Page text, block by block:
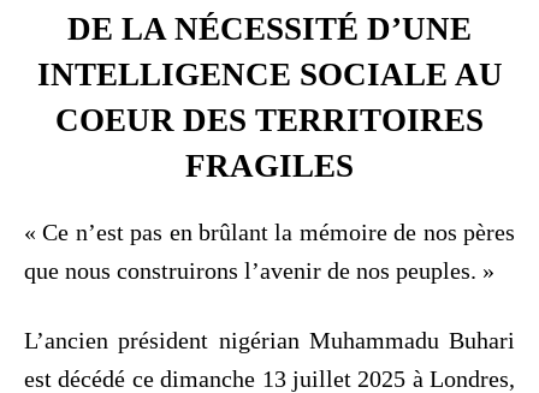
DE LA NÉCESSITÉ D’UNE
INTELLIGENCE SOCIALE AU
COEUR DES TERRITOIRES
FRAGILES
« Ce n’est pas en brûlant la mémoire de nos pères
que nous construirons l’avenir de nos peuples. »
L’ancien président nigérian Muhammadu Buhari
est décédé ce dimanche 13 juillet 2025 à Londres,